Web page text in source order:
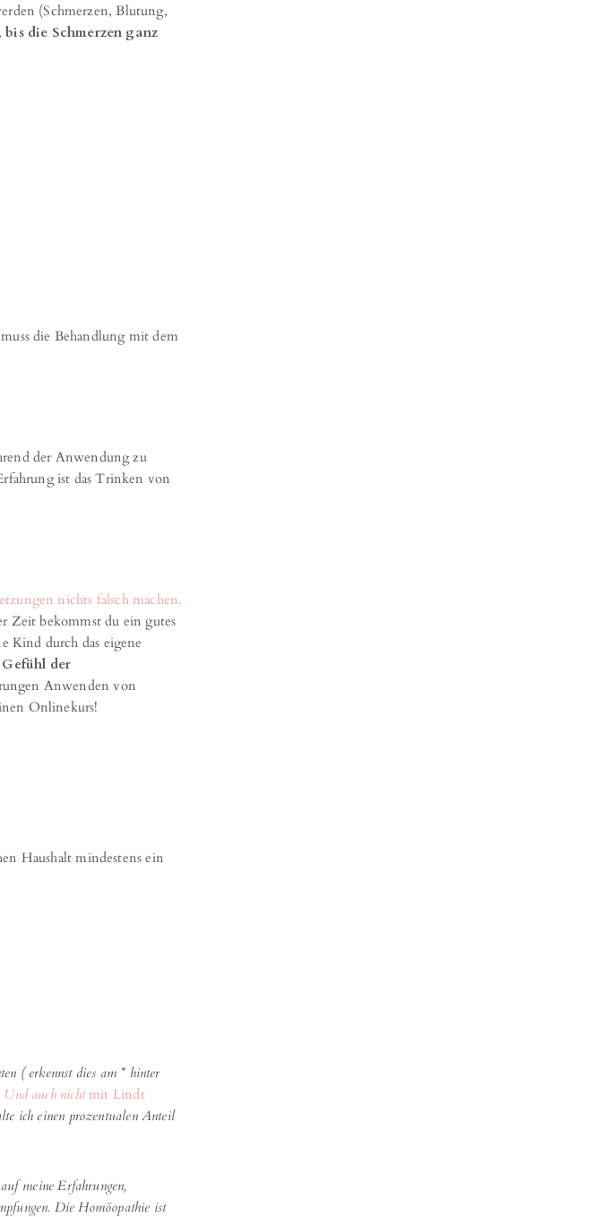
(Schmerzen, Blutung,
bis die Schmerzen ganz
die Behandlung mit dem
der Anwendung zu
ist das Trinken von
nichts falsch machen.
Zeit bekommst du ein gutes
Kind durch das eigene
der
Anwenden von
Onlinekurs!
Haushalt mindestens ein
( erkennst dies am * hinter
Und auch nichtmit Lindt
ich einen prozentualen Anteil
meine Erfahrungen,
Die Homöopathie ist